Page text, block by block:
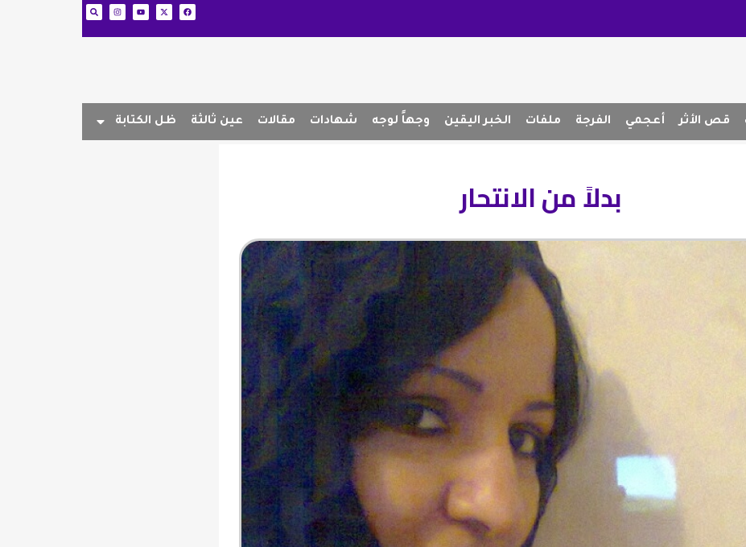
قص الأثر أعجمي الفرجة ملفات الخبر اليقين وجهاً لوجه شهادات مقالات عين ثالثة ظل الكتابة
بدلاً من الانتحار